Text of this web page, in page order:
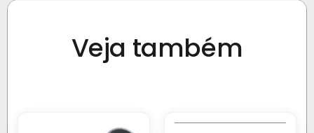
Veja também